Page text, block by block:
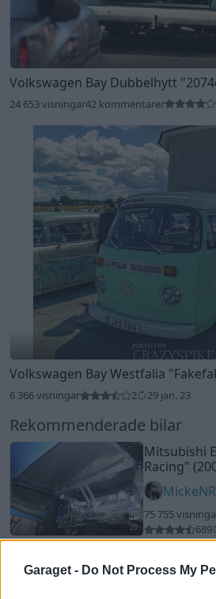
Garaget - Do Not Process My
Volkswagen Bay Dubbelhytt
24 653 visningar42 kommentarer
Volkswagen Bay Westfalia
6 366 visningar 2 29 jan. 23
Rekommenderade bilar
20
Mitsubishi
Racing"
MickeNR
75 755
689